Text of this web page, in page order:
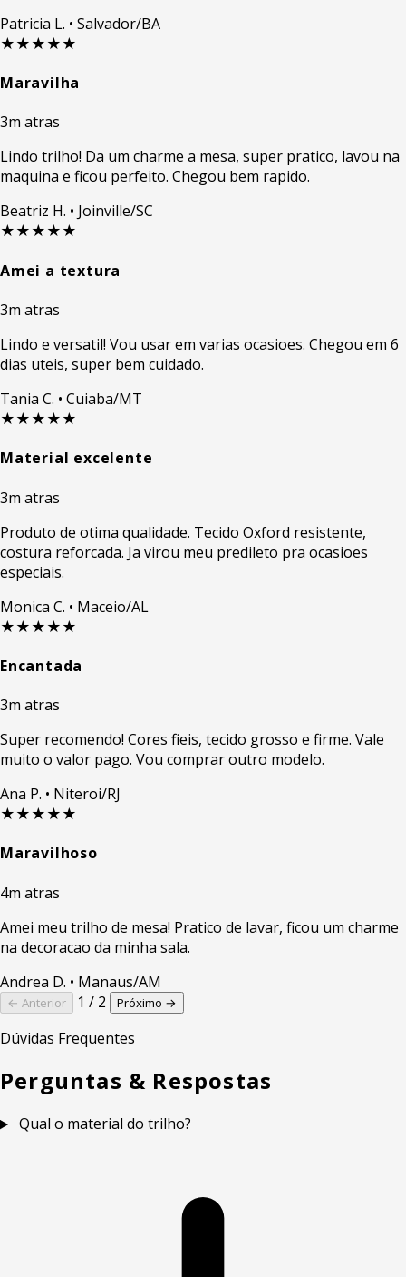
Patricia L. • Salvador/BA
★★★★★
Maravilha
3m atras
Lindo trilho! Da um charme a mesa, super pratico, lavou na
maquina e ficou perfeito. Chegou bem rapido.
Beatriz H. • Joinville/SC
★★★★★
Amei a textura
3m atras
Lindo e versatil! Vou usar em varias ocasioes. Chegou em 6
dias uteis, super bem cuidado.
Tania C. • Cuiaba/MT
★★★★★
Material excelente
3m atras
Produto de otima qualidade. Tecido Oxford resistente,
costura reforcada. Ja virou meu predileto pra ocasioes
especiais.
Monica C. • Maceio/AL
★★★★★
Encantada
3m atras
Super recomendo! Cores fieis, tecido grosso e firme. Vale
muito o valor pago. Vou comprar outro modelo.
Ana P. • Niteroi/RJ
★★★★★
Maravilhoso
4m atras
Amei meu trilho de mesa! Pratico de lavar, ficou um charme
na decoracao da minha sala.
Andrea D. • Manaus/AM
← Anterior 1 / 2 Próximo →
Dúvidas Frequentes
Perguntas & Respostas
Qual o material do trilho?